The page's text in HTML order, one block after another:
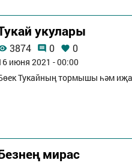
укулары
3874 0 0
июня 2021 - 00:00
Тукайның тормышы һәм
мирас